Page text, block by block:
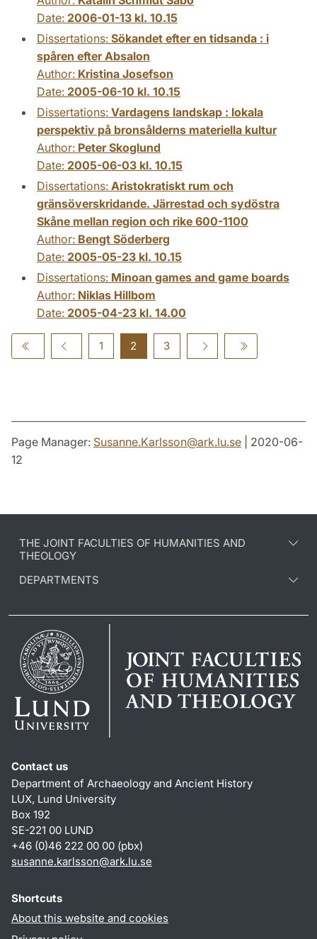
Date: 2006-01-13 kl. 10.15
Dissertations: Sökandet efter en tidsanda : i
spåren efter Absalon
Author: Kristina Josefson
Date: 2005-06-10 kl. 10.15
Dissertations: Vardagens landskap : lokala
perspektiv på bronsålderns materiella kultur
Author: Peter Skoglund
Date: 2005-06-03 kl. 10.15
Dissertations: Aristokratiskt rum och
gränsöverskridande. Järrestad och sydöstra
Skåne mellan region och rike 600-1100
Author: Bengt Söderberg
Date: 2005-05-23 kl. 10.15
Dissertations: Minoan games and game boards
Author: Niklas Hillbom
Date: 2005-04-23 kl. 14.00
1 2 3
Page Manager: Susanne.Karlsson@ark.lu.se | 2020-06-
12
THE JOINT FACULTIES OF HUMANITIES AND
THEOLOGY
DEPARTMENTS
Contact us
Department of Archaeology and Ancient History
LUX, Lund University
Box 192
SE-221 00 LUND
+46 (0)46 222 00 00 (pbx)
susanne.karlsson@ark.lu.se
Shortcuts
About this website and cookies